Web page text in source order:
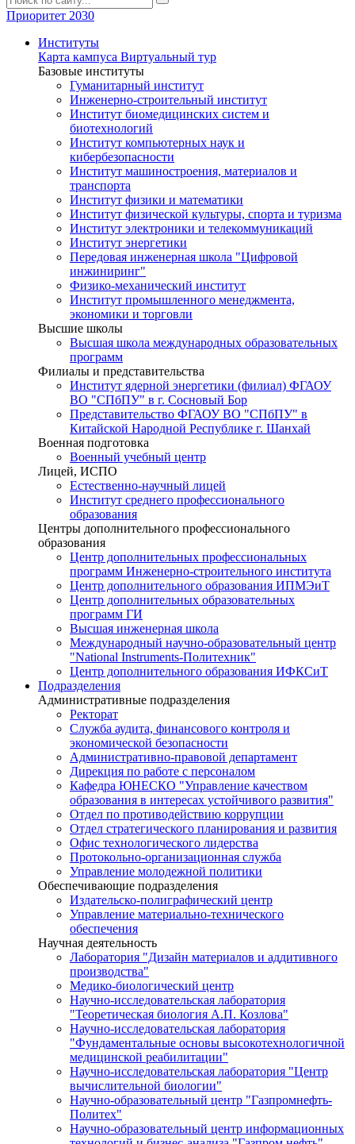
Приоритет 2030
Институты
Карта кампуса Виртуальный тур
Базовые институты
Гуманитарный институт
Инженерно-строительный институт
Институт биомедицинских систем и
биотехнологий
Институт компьютерных наук и
кибербезопасности
Институт машиностроения, материалов и
транспорта
Институт физики и математики
Институт физической культуры, спорта и туризма
Институт электроники и телекоммуникаций
Институт энергетики
Передовая инженерная школа "Цифровой
инжиниринг"
Физико-механический институт
Институт промышленного менеджмента,
экономики и торговли
Высшие школы
Высшая школа международных образовательных
программ
Филиалы и представительства
Институт ядерной энергетики (филиал) ФГАОУ
ВО "СПбПУ" в г. Сосновый Бор
Представительство ФГАОУ ВО "СПбПУ" в
Китайской Народной Республике г. Шанхай
Военная подготовка
Военный учебный центр
Лицей, ИСПО
Естественно-научный лицей
Институт среднего профессионального
образования
Центры дополнительного профессионального
образования
Центр дополнительных профессиональных
программ Инженерно-строительного института
Центр дополнительного образования ИПМЭиТ
Центр дополнительных образовательных
программ ГИ
Высшая инженерная школа
Международный научно-образовательный центр
"National Instruments-Политехник"
Центр дополнительного образования ИФКСиТ
Подразделения
Административные подразделения
Ректорат
Служба аудита, финансового контроля и
экономической безопасности
Административно-правовой департамент
Дирекция по работе с персоналом
Кафедра ЮНЕСКО "Управление качеством
образования в интересах устойчивого развития"
Отдел по противодействию коррупции
Отдел стратегического планирования и развития
Офис технологического лидерства
Протокольно-организационная служба
Управление молодежной политики
Обеспечивающие подразделения
Издательско-полиграфический центр
Управление материально-технического
обеспечения
Научная деятельность
Лаборатория "Дизайн материалов и аддитивного
производства"
Медико-биологический центр
Научно-исследовательская лаборатория
"Теоретическая биология А.П. Козлова"
Научно-исследовательская лаборатория
"Фундаментальные основы высокотехнологичной
медицинской реабилитации"
Научно-исследовательская лаборатория "Центр
вычислительной биологии"
Научно-образовательный центр "Газпромнефть-
Политех"
Научно-образовательный центр информационных